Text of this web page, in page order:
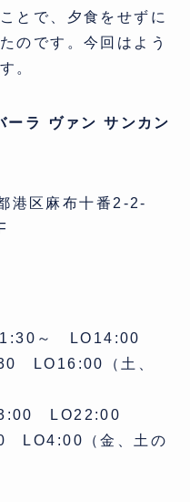
とで、夕食をせずに
のです。今回はよう
。
ラ ヴァン サンカン
区麻布十番2-2-
～ LO14:00
LO16:00（土、
LO22:00
LO4:00（金、土の